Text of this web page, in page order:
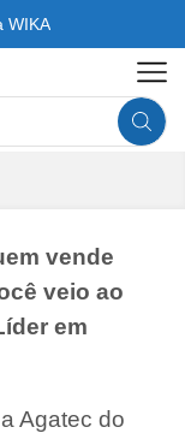
WIKA
vende
veio ao
em
Agatec do